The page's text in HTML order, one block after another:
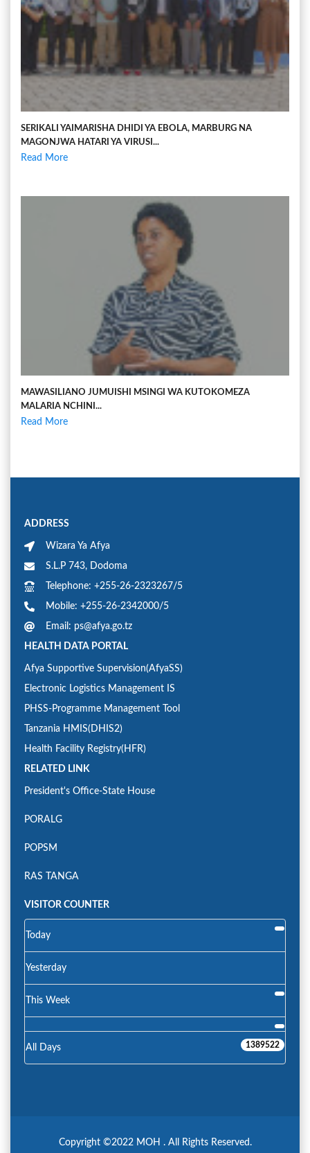
SERIKALI YAIMARISHA DHIDI YA EBOLA, MARBURG NA
MAGONJWA HATARI YA VIRUSI...
Read More
MAWASILIANO JUMUISHI MSINGI WA KUTOKOMEZA
MALARIA NCHINI...
Read More
ADDRESS
Wizara Ya Afya
S.L.P 743, Dodoma
Telephone: +255-26-2323267/5
Mobile: +255-26-2342000/5
Email: ps@afya.go.tz
HEALTH DATA PORTAL
Afya Supportive Supervision(AfyaSS)
Electronic Logistics Management IS
PHSS-Programme Management Tool
Tanzania HMIS(DHIS2)
Health Facility Registry(HFR)
RELATED LINK
President's Office-State House
PORALG
POPSM
RAS TANGA
VISITOR COUNTER
Today
Yesterday
This Week
All Days 1389522
Copyright ©2022 MOH . All Rights Reserved.